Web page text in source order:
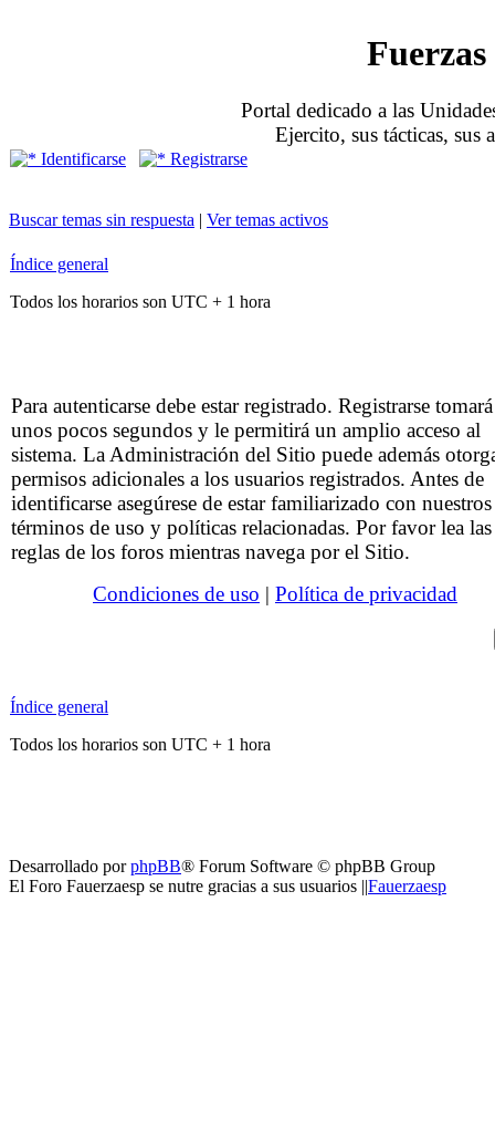
Portal dedicado a las
Ejercito, sus tácticas, sus
Identificarse Registrarse
Buscar temas sin respuesta | Ver temas activos
Índice general
Todos los horarios son UTC + 1 hora
Para autenticarse debe estar registrado. Registrarse
unos pocos segundos y le permitirá un amplio acceso al
sistema. La Administración del Sitio puede además
permisos adicionales a los usuarios registrados. Antes de
identificarse asegúrese de estar familiarizado con nuestros
términos de uso y políticas relacionadas. Por favor lea las
reglas de los foros mientras navega por el Sitio.
Condiciones de uso | Política de privacidad
Índice general
Todos los horarios son UTC + 1 hora
Desarrollado porphpBB® Forum Software © phpBB Group
El Foro Fauerzaesp se nutre gracias a sus usuarios ||Fauerzaesp